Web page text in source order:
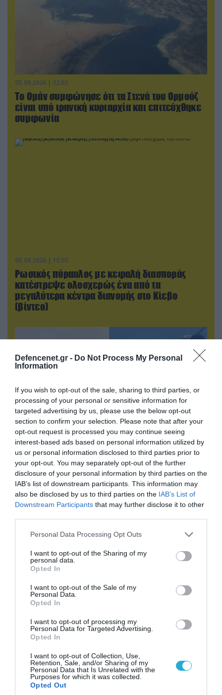
Defencenet.gr - Do Not Process My Personal
Information
If you wish to opt-out of the sale, sharing to third parties, or
processing of your personal or sensitive information for
targeted advertising by us, please use the below opt-out
section to confirm your selection. Please note that after your
opt-out request is processed you may continue seeing
interest-based ads based on personal information utilized by
us or personal information disclosed to third parties prior to
your opt-out. You may separately opt-out of the further
disclosure of your personal information by third parties on the
IAB’s list of downstream participants. This information may
also be disclosed by us to third parties on the IAB’s List of
Downstream Participants that may further disclose it to other
Please note that this website/app uses one or more Google
not limited to your visit or usage behaviour. You may click to
grant or deny consent to Google and its third-party tags to
use your data for below specified purposes in below Google
consent section.
Personal Data Processing Opt Outs
I want to opt-out of the Sharing of my
personal data.
Opted In
I want to opt-out of the Sale of my
Personal Data.
Opted In
I want to opt-out of processing my
Personal Data for Targeted Advertising.
Opted In
I want to opt-out of Collection, Use,
Retention, Sale, and/or Sharing of my
Personal Data that Is Unrelated with the
Purposes for which it was collected.
Opted Out
05.08.2026 | 22:02
Το Ομάν συμφώνησε ότι τα Στενά του Ορμούζ
είναι υπό ιρανική κυριαρχία και επιτεύχθηκε
συμφωνία
05.08.2026 | 15:02
Ρωσικός πύραυλος με κεφαλή διασποράς
κατέστρεψε ολοσχερώς ένα από τα
μεγαλύτερα κέντρα διανομής στο Κίεβο
(βίντεο)
05.08.2026 | 20:02
Η Κίνα επέδειξε για πρώτη φορά την
αεροπορική πυρηνική της τριάδα και
προκάλεσε διεθνές σοκ – Δείτε βίντεο
05.08.2026 | 15:02
ΗΠΑ: Σε εξέλιξη έρευνα της FAA για
περιστατικό με το προεδρικό ελικόπτερο
Marine One που μετέφερε τον Ν.Τραμπ